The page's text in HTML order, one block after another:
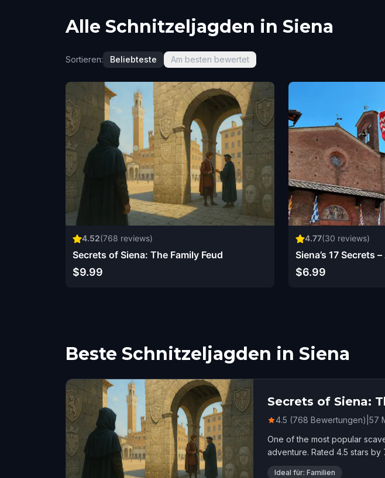
Alle Schnitzeljagden in Siena
Sortieren: Beliebteste Am besten bewertet
4.52(768 reviews)
Secrets of Siena: The Family Feud
$9.99
4.77(30 reviews)
Siena’s 17 Secrets
$6.99
Beste Schnitzeljagden in Siena
Secrets of Siena:
4.5 (768 Bewertungen) 57
One of the most popular
adventure. Rated 4.5 stars by
Ideal für: Familien